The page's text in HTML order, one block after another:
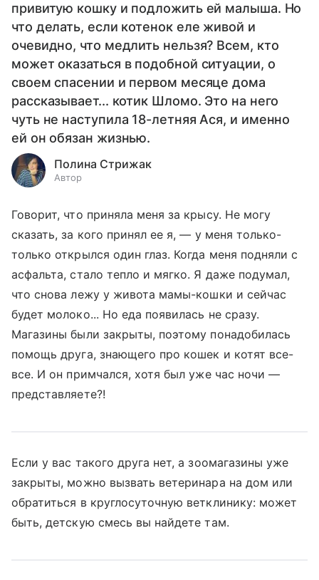
привитую кошку и подложить ей малыша. Но
что делать, если котенок еле живой и
очевидно, что медлить нельзя? Всем, кто
может оказаться в подобной ситуации, о
своем спасении и первом месяце дома
рассказывает... котик Шломо. Это на него
чуть не наступила 18-летняя Ася, и именно
ей он обязан жизнью.
Полина Стрижак
Автор
Говорит, что приняла меня за крысу. Не могу
сказать, за кого принял ее я, — у меня только-
только открылся один глаз. Когда меня подняли с
асфальта, стало тепло и мягко. Я даже подумал,
что снова лежу у живота мамы-кошки и сейчас
будет молоко... Но еда появилась не сразу.
Магазины были закрыты, поэтому понадобилась
помощь друга, знающего про кошек и котят все-
все. И он примчался, хотя был уже час ночи —
представляете?!
Если у вас такого друга нет, а зоомагазины уже
закрыты, можно вызвать ветеринара на дом или
обратиться в круглосуточную ветклинику: может
быть, детскую смесь вы найдете там.